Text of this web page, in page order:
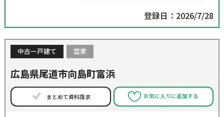
登録日：2026/7/28
中古一戸建て 空家
広島県尾道市向島町富浜
まとめて資料請求 お気に入りに追加する